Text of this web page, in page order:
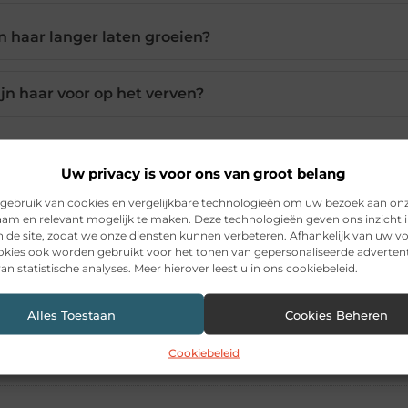
Uw privacy is voor ons van groot belang
van cookies en vergelijkbare technologieën om uw bezoek aan
en relevant mogelijk te maken. Deze technologieën geven ons inzicht
de site, zodat we onze diensten kunnen verbeteren. Afhankelijk van uw
ook worden gebruikt voor het tonen van gepersonaliseerde
statistische analyses. Meer hierover leest u in ons cookiebeleid.
Alles Toestaan Cookies Beheren
Cookiebeleid
haar langer laten groeien?
haar voor op het verven?
haarverf producten?
Pinterest LinkedIn